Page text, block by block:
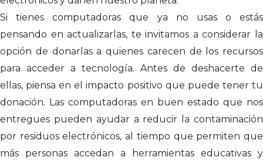
Si tienes computadoras que ya no usas o estás
pensando en actualizarlas, te invitamos a considerar la
opción de donarlas a quienes carecen de los recursos
para acceder a tecnología. Antes de deshacerte de
ellas, piensa en el impacto positivo que puede tener tu
donación. Las computadoras en buen estado que nos
entregues pueden ayudar a reducir la contaminación
por residuos electrónicos, al tiempo que permiten que
más personas accedan a herramientas educativas y